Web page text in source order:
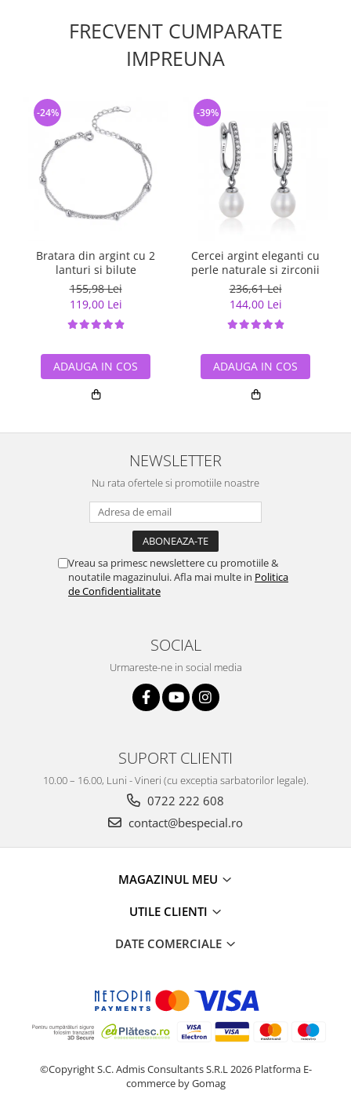
FRECVENT CUMPARATE
IMPREUNA
Bratara din argint cu 2
lanturi si bilute
155,98 Lei
119,00 Lei
-24%
ADAUGA IN COS
Cercei argint eleganti cu
perle naturale si zirconii
236,61 Lei
144,00 Lei
-39%
ADAUGA IN COS
NEWSLETTER
Nu rata ofertele si promotiile noastre
Vreau sa primesc newslettere cu promotiile &
noutatile magazinului. Afla mai multe in Politica
de Confidentialitate
SOCIAL
Urmareste-ne in social media
SUPORT CLIENTI
10.00 – 16.00, Luni - Vineri (cu exceptia sarbatorilor legale).
0722 222 608
contact@bespecial.ro
MAGAZINUL MEU
UTILE CLIENTI
DATE COMERCIALE
©Copyright S.C. Admis Consultants S.R.L 2026 Platforma E-
commerce by Gomag